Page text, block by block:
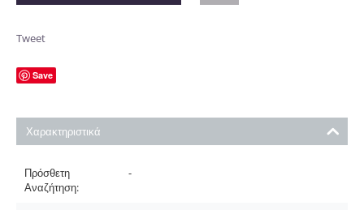
Tweet
Save
Χαρακτηριστικά
Πρόσθετη
Αναζήτηση:
-